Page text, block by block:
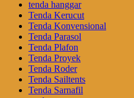
tenda hanggar
Tenda Kerucut
Tenda Konvensional
Tenda Parasol
Tenda Plafon
Tenda Proyek
Tenda Roder
Tenda Sailtents
Tenda Sarnafil